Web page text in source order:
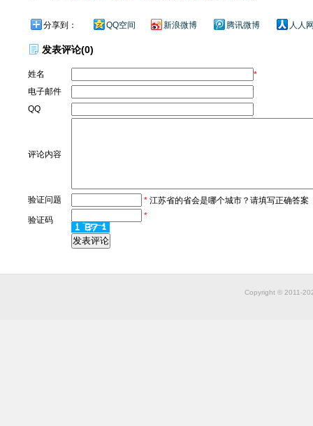
分享到： QQ空间 新浪微博 腾讯微博 人人
发表评论(0)
姓名
*
电子邮件
QQ
评论内容
验证问题 * 江苏省的省会是哪个城市？请填写正确答案
验证码
*
Copyright © 2011-